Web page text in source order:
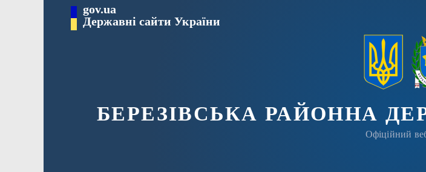
Перейти gov.ua
Державні сайти України
БЕРЕЗІВСЬКА РАЙОННА
Офіційний